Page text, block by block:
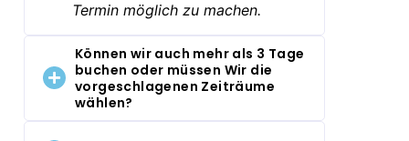
Termin möglich zu machen.
Können wir auch mehr als 3 Tage
buchen oder müssen Wir die
vorgeschlagenen Zeiträume
wählen?